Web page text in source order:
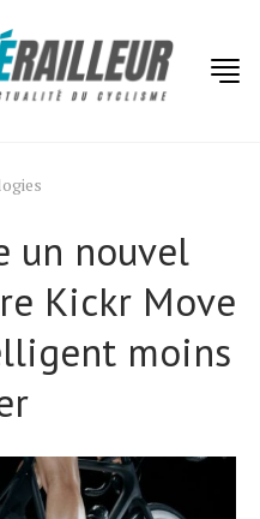
un nouvel
Kickr Move
moins